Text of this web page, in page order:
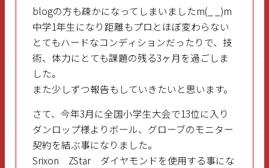
blogの方も疎かになってしまいましたm(_ _)m
中学1年生になり距離もプロとほぼ変わらない
とてもハードなコンディションだったりで、技
術、体力にとても課題の残る3ヶ月を過ごしま
した。
また少しずつ報告もしていきたいと思います。
さて、今年3月に全国小学生大会で13位に入り
ダンロップ様よりボール、グローブのモニター
契約を結ぶ事になりました。
Srixon ZStar ダイヤモンドを使用する事にな